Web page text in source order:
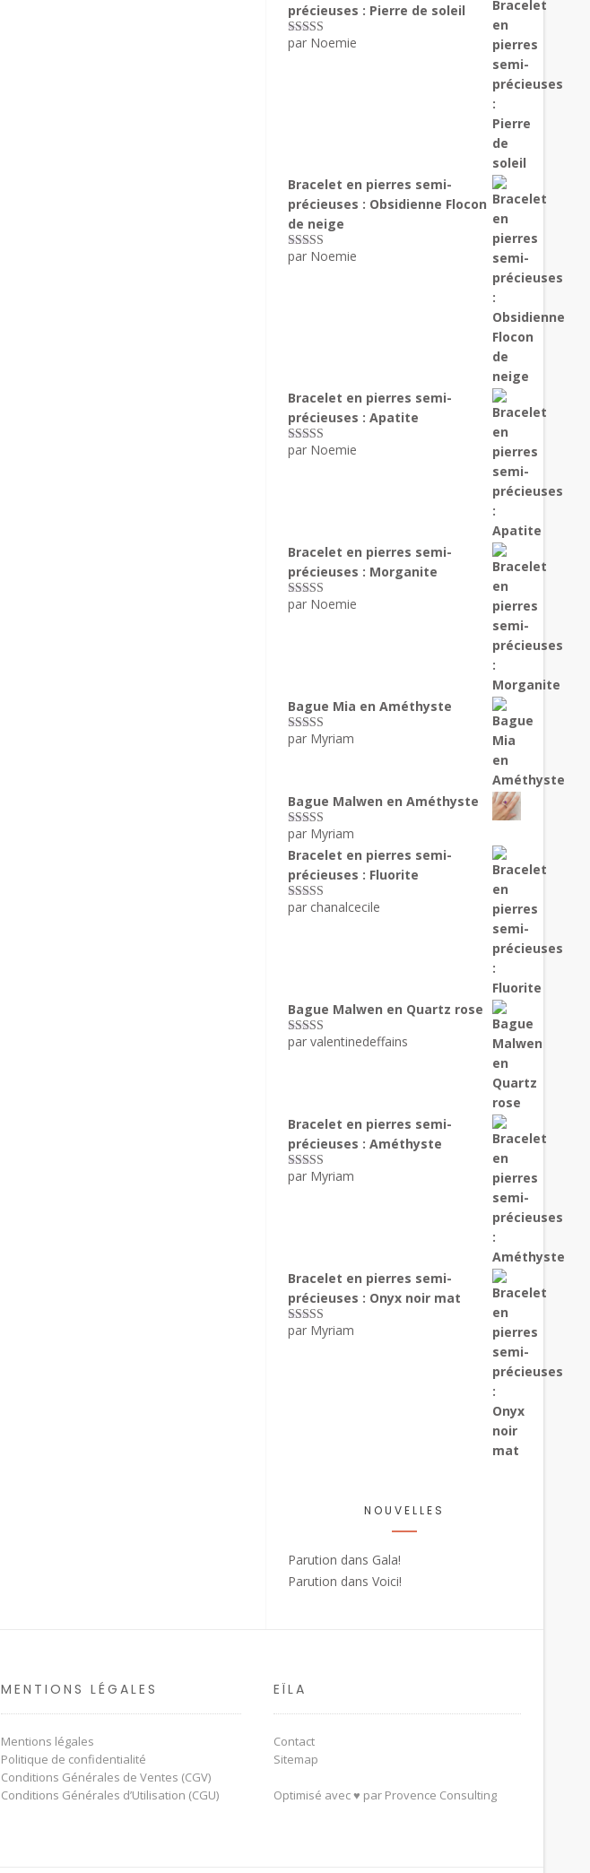
précieuses : Pierre de soleil
Note5sur 5
par Noemie
Bracelet en pierres semi-
précieuses : Obsidienne Flocon
de neige
Note5sur 5
par Noemie
Bracelet en pierres semi-
précieuses : Apatite
Note5sur 5
par Noemie
Bracelet en pierres semi-
précieuses : Morganite
Note5sur 5
par Noemie
Bague Mia en Améthyste
Note5sur 5
par Myriam
Bague Malwen en Améthyste
Note5sur 5
par Myriam
Bracelet en pierres semi-
précieuses : Fluorite
Note5sur 5
par chanalcecile
Bague Malwen en Quartz rose
Note5sur 5
par valentinedeffains
Bracelet en pierres semi-
précieuses : Améthyste
Note5sur 5
par Myriam
Bracelet en pierres semi-
précieuses : Onyx noir mat
Note5sur 5
par Myriam
NOUVELLES
Parution dans Gala!
Parution dans Voici!
MENTIONS LÉGALES
Mentions légales
Politique de confidentialité
Conditions Générales de Ventes (CGV)
Conditions Générales d’Utilisation (CGU)
EÏLA
Contact
Sitemap
Optimisé avec ♥ par Provence Consulting